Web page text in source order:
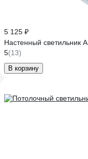
5 125 ₽
Настенный светильник
5(13)
В корзину